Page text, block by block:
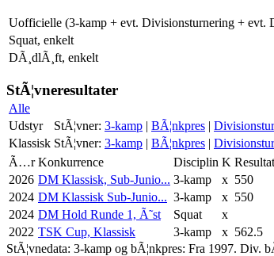
Uofficielle (3-kamp + evt. Divisionsturnering + evt.
Squat, enkelt
DÃ¸dlÃ¸ft, enkelt
StÃ¦vneresultater
Alle
Udstyr
StÃ¦vner: 3-kamp | BÃ¦nkpres |
Klassisk StÃ¦vner: 3-kamp | BÃ¦nkpres |
Ã…r Konkurrence Disciplin K Resultat
2026 DM Klassisk, Sub-Junio... 3-kamp x 550
2024 DM Klassisk Sub-Junio... 3-kamp x 550
2024 DM Hold Runde 1, Ã˜st Squat x
2022 TSK Cup, Klassisk 3-kamp x 562.5
StÃ¦vnedata: 3-kamp og bÃ¦nkpres: Fra 1997. Div.